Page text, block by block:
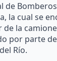
de
la cual se
la
por parte
Río.